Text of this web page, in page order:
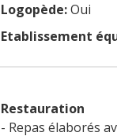
Logopède:Oui
Etablissement
Restauration
- Repas élaborés